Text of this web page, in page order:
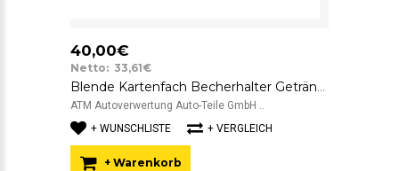
40,00€
Netto: 33,61€
Blende Kartenfach Becherhalter Getränkehalter Alfa Romeo 147 7352990590 Sidler
ATM Autoverwertung Auto-Teile GmbH ..
+ WUNSCHLISTE
+ VERGLEICH
+ Warenkorb